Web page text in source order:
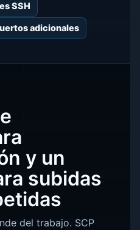
SSH
adicionales
y un
subidas
del trabajo. SCP